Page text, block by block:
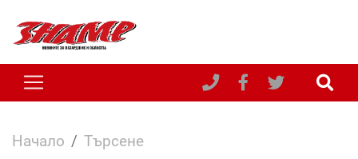
Начало Търсене